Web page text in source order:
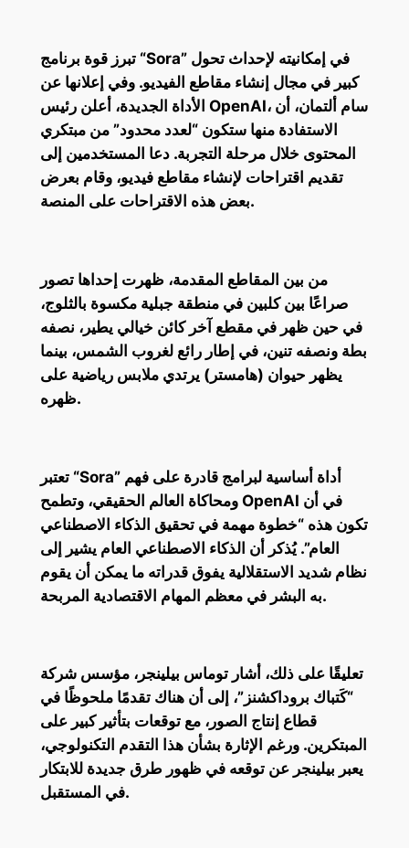
تبرز قوة برنامج “Sora” في إمكانيته لإحداث تحول
كبير في مجال إنشاء مقاطع الفيديو. وفي إعلانها عن
الأداة الجديدة، أعلن رئيس OpenAI، سام ألتمان، أن
الاستفادة منها ستكون “لعدد محدود” من مبتكري
المحتوى خلال مرحلة التجربة. دعا المستخدمين إلى
تقديم اقتراحات لإنشاء مقاطع فيديو، وقام بعرض
بعض هذه الاقتراحات على المنصة.
من بين المقاطع المقدمة، ظهرت إحداها تصور
صراعًا بين كلبين في منطقة جبلية مكسوة بالثلوج،
في حين ظهر في مقطع آخر كائن خيالي يطير، نصفه
بطة ونصفه تنين، في إطار رائع لغروب الشمس، بينما
يظهر حيوان (هامستر) يرتدي ملابس رياضية على
ظهره.
تعتبر “Sora” أداة أساسية لبرامج قادرة على فهم
ومحاكاة العالم الحقيقي، وتطمح OpenAI في أن
تكون هذه “خطوة مهمة في تحقيق الذكاء الاصطناعي
العام”. يُذكر أن الذكاء الاصطناعي العام يشير إلى
نظام شديد الاستقلالية يفوق قدراته ما يمكن أن يقوم
به البشر في معظم المهام الاقتصادية المربحة.
تعليقًا على ذلك، أشار توماس بيلينجر، مؤسس شركة
“كَتباك بروداكشنز”، إلى أن هناك تقدمًا ملحوظًا في
قطاع إنتاج الصور، مع توقعات بتأثير كبير على
المبتكرين. ورغم الإثارة بشأن هذا التقدم التكنولوجي،
يعبر بيلينجر عن توقعه في ظهور طرق جديدة للابتكار
في المستقبل.